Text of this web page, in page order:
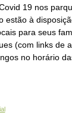
19 nos
estão à
para seus
(com links de
no horário